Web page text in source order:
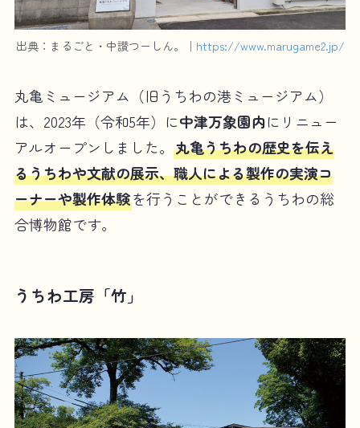
出典：まるごと・中讃つーしん。｜ https://www.marugame2.jp/
丸亀ミュージアム（旧うちわの港ミュージアム）
は、2023年（令和5年）に中津万象園内にリニュー
アルオープンしました。 丸亀うちわの歴史を伝え
るうちわや文献の展示、職人による製作の実演コ
ーナーや製作体験を行うことができるうちわの総
合博物館です。
うちわ工房「竹」